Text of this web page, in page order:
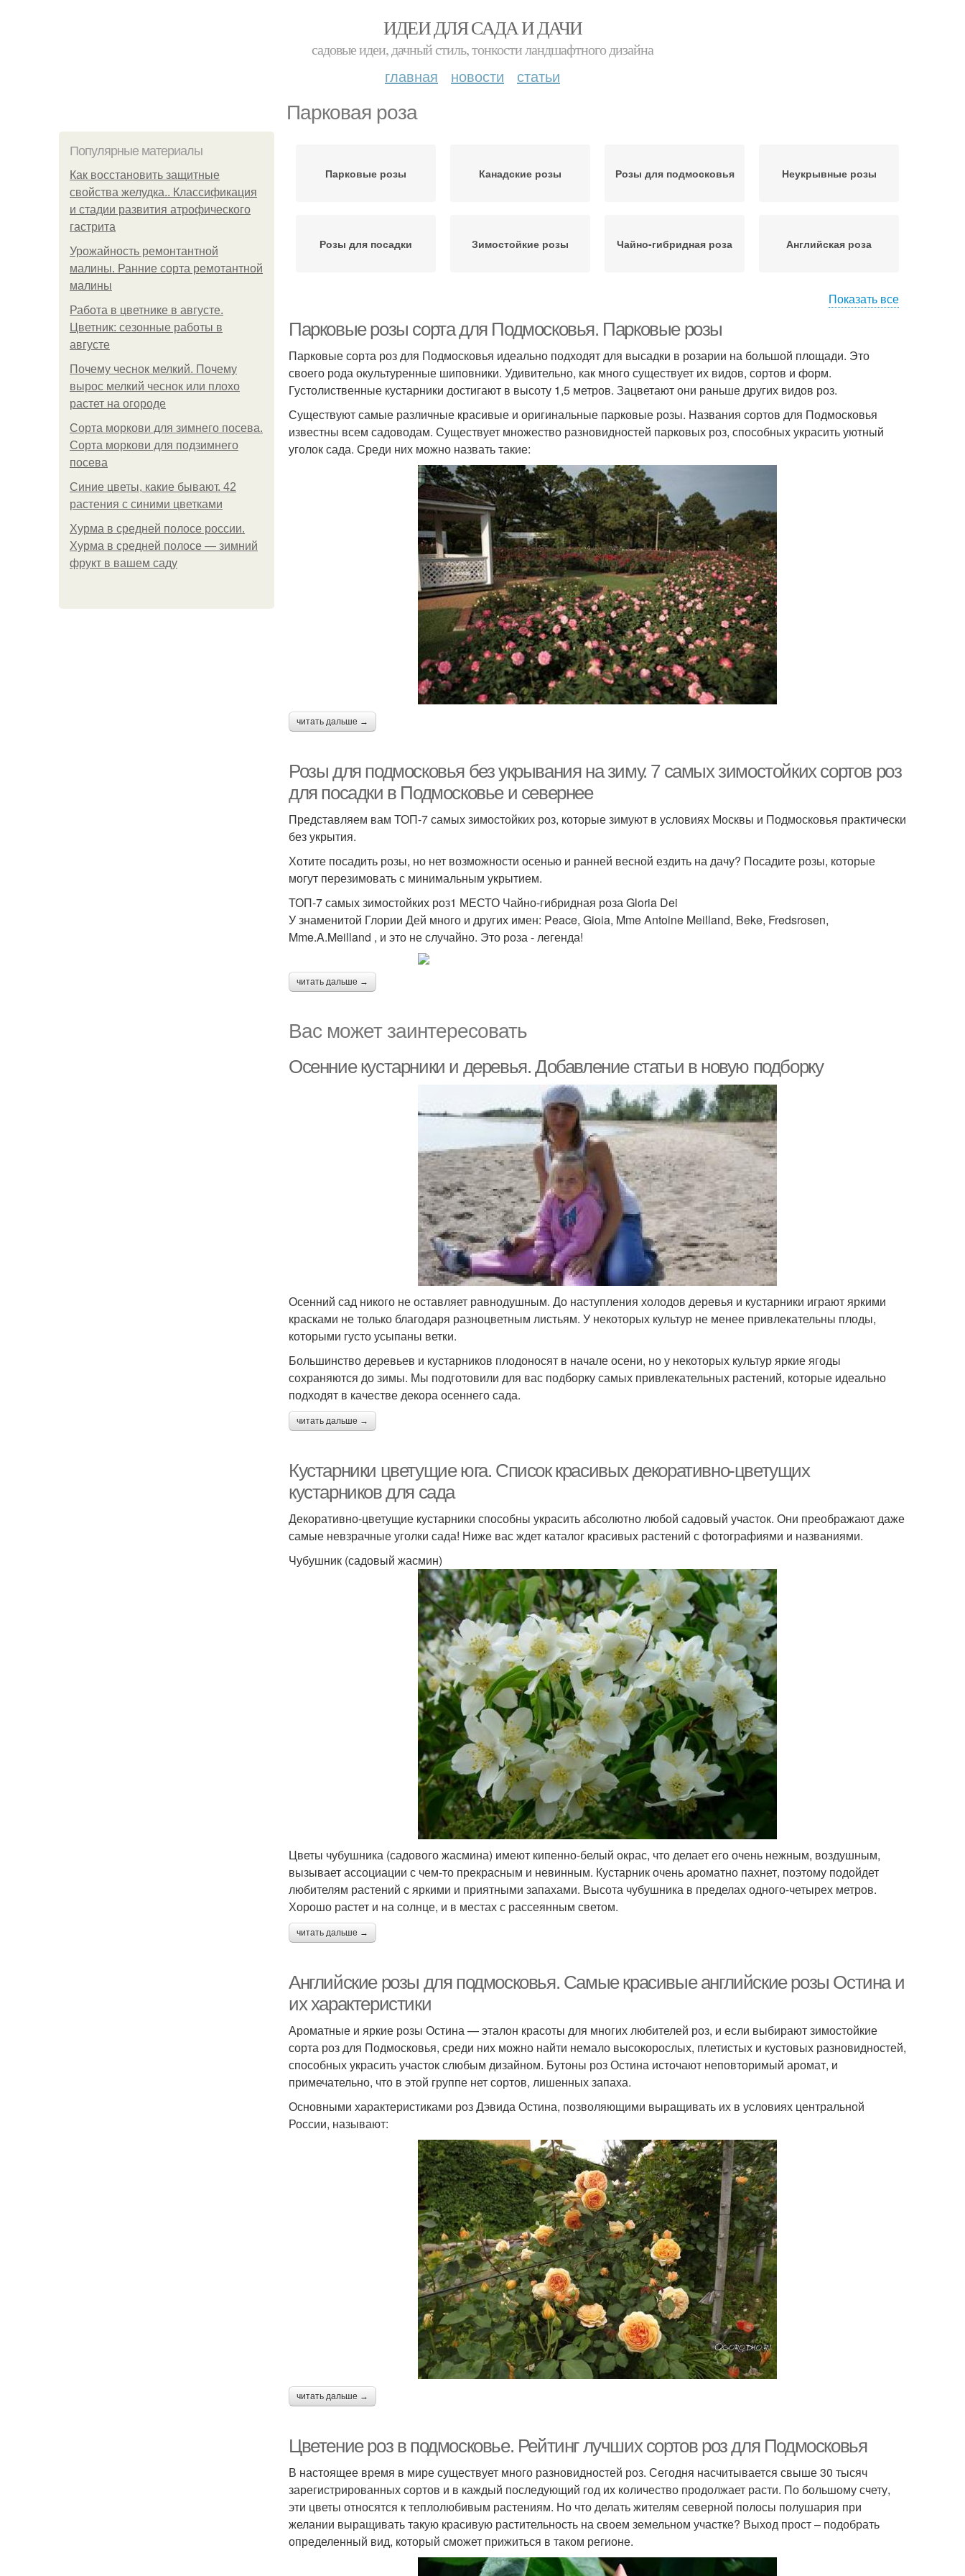
ИДЕИ ДЛЯ САДА И ДАЧИ
садовые идеи, дачный стиль, тонкости ландшафтного дизайна
главная новости статьи
Парковая роза
Популярные материалы
Как восстановить защитные
свойства желудка.. Классификация
и стадии развития атрофического
гастрита
Урожайность ремонтантной
малины. Ранние сорта ремотантной
малины
Работа в цветнике в августе.
Цветник: сезонные работы в
августе
Почему чеснок мелкий. Почему
вырос мелкий чеснок или плохо
растет на огороде
Сорта моркови для зимнего посева.
Сорта моркови для подзимнего
посева
Синие цветы, какие бывают. 42
растения с синими цветками
Хурма в средней полосе россии.
Хурма в средней полосе — зимний
фрукт в вашем саду
Парковые розы Канадские розы Розы для подмосковья Неукрывные розы
Розы для посадки Зимостойкие розы Чайно-гибридная роза Английская роза
Показать все
Парковые розы сорта для Подмосковья. Парковые розы
Парковые сорта роз для Подмосковья идеально подходят для высадки в розарии на большой площади. Это
своего рода окультуренные шиповники. Удивительно, как много существует их видов, сортов и форм.
Густолиственные кустарники достигают в высоту 1,5 метров. Зацветают они раньше других видов роз.
Существуют самые различные красивые и оригинальные парковые розы. Названия сортов для Подмосковья
известны всем садоводам. Существует множество разновидностей парковых роз, способных украсить уютный
уголок сада. Среди них можно назвать такие:
читать дальше →
Розы для подмосковья без укрывания на зиму. 7 самых зимостойких сортов роз
для посадки в Подмосковье и севернее
Представляем вам ТОП-7 самых зимостойких роз, которые зимуют в условиях Москвы и Подмосковья практически
без укрытия.
Хотите посадить розы, но нет возможности осенью и ранней весной ездить на дачу? Посадите розы, которые
могут перезимовать с минимальным укрытием.
ТОП-7 самых зимостойких роз1 МЕСТО Чайно-гибридная роза Gloria Dei
У знаменитой Глории Дей много и других имен: Peace, Gioia, Mme Antoine Meilland, Beke, Fredsrosen,
Mme.A.Meilland , и это не случайно. Это роза - легенда!
читать дальше →
Вас может заинтересовать
Осенние кустарники и деревья. Добавление статьи в новую подборку
Осенний сад никого не оставляет равнодушным. До наступления холодов деревья и кустарники играют яркими
красками не только благодаря разноцветным листьям. У некоторых культур не менее привлекательны плоды,
которыми густо усыпаны ветки.
Большинство деревьев и кустарников плодоносят в начале осени, но у некоторых культур яркие ягоды
сохраняются до зимы. Мы подготовили для вас подборку самых привлекательных растений, которые идеально
подходят в качестве декора осеннего сада.
читать дальше →
Кустарники цветущие юга. Список красивых декоративно-цветущих
кустарников для сада
Декоративно-цветущие кустарники способны украсить абсолютно любой садовый участок. Они преображают даже
самые невзрачные уголки сада! Ниже вас ждет каталог красивых растений с фотографиями и названиями.
Чубушник (садовый жасмин)
Цветы чубушника (садового жасмина) имеют кипенно-белый окрас, что делает его очень нежным, воздушным,
вызывает ассоциации с чем-то прекрасным и невинным. Кустарник очень ароматно пахнет, поэтому подойдет
любителям растений с яркими и приятными запахами. Высота чубушника в пределах одного-четырех метров.
Хорошо растет и на солнце, и в местах с рассеянным светом.
читать дальше →
Английские розы для подмосковья. Самые красивые английские розы Остина и
их характеристики
Ароматные и яркие розы Остина — эталон красоты для многих любителей роз, и если выбирают зимостойкие
сорта роз для Подмосковья, среди них можно найти немало высокорослых, плетистых и кустовых разновидностей,
способных украсить участок слюбым дизайном. Бутоны роз Остина источают неповторимый аромат, и
примечательно, что в этой группе нет сортов, лишенных запаха.
Основными характеристиками роз Дэвида Остина, позволяющими выращивать их в условиях центральной
России, называют:
читать дальше →
Цветение роз в подмосковье. Рейтинг лучших сортов роз для Подмосковья
В настоящее время в мире существует много разновидностей роз. Сегодня насчитывается свыше 30 тысяч
зарегистрированных сортов и в каждый последующий год их количество продолжает расти. По большому счету,
эти цветы относятся к теплолюбивым растениям. Но что делать жителям северной полосы полушария при
желании выращивать такую красивую растительность на своем земельном участке? Выход прост – подобрать
определенный вид, который сможет прижиться в таком регионе.